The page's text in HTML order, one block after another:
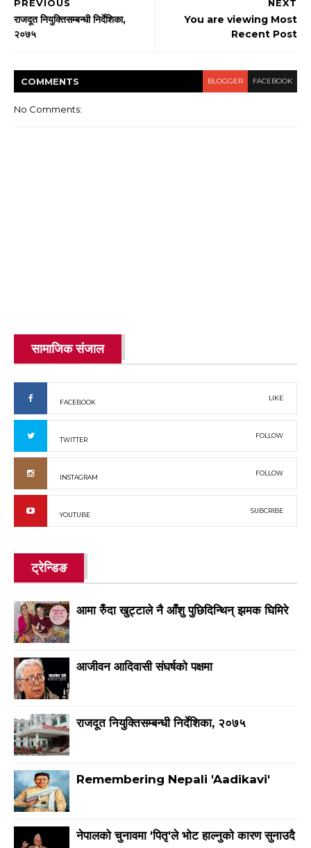
NEXT
You are viewing Most
Recent Post
PREVIOUS
राजदूत नियुक्तिसम्बन्धी निर्देशिका,
२०७५
COMMENTS BLOGGER FACEBOOK
No Comments:
सामाजिक संजाल
FACEBOOK
LIKE
TWITTER
FOLLOW
INSTAGRAM
FOLLOW
YOUTUBE
SUBCRIBE
ट्रेन्डिङ
आमा रुँदा खुट्टाले नै आँशु पुछिदिन्थिन् झमक घिमिरे
आजीवन आदिवासी संघर्षको पक्षमा
राजदूत नियुक्तिसम्बन्धी निर्देशिका, २०७५
Remembering Nepali 'Aadikavi'
नेपालको चुनावमा 'पितृ'ले भाेट हाल्नुकाे कारण सुनाउदै